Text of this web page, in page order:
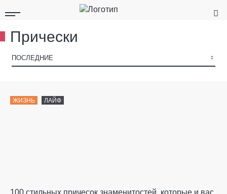
Прически
ПОСЛЕДНИЕ ▾
ЖИЗНЬ ЛАЙФ
100 стильных причесок знаменитостей, которые и вас